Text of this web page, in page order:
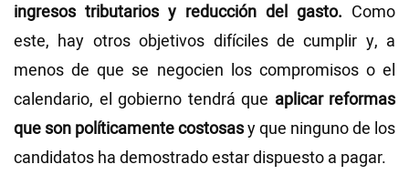
ingresos tributarios y reducción del gasto. Como
este, hay otros objetivos difíciles de cumplir y, a
menos de que se negocien los compromisos o el
calendario, el gobierno tendrá que aplicar reformas
que son políticamente costosasy que ninguno de los
candidatos ha demostrado estar dispuesto a pagar.